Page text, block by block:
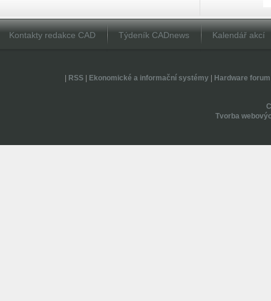
Kontakty redakce CAD Týdeník CADnews Kalendář akcí
RSS| Ekonomické a informační systémy| Hardware forum
Tvorba